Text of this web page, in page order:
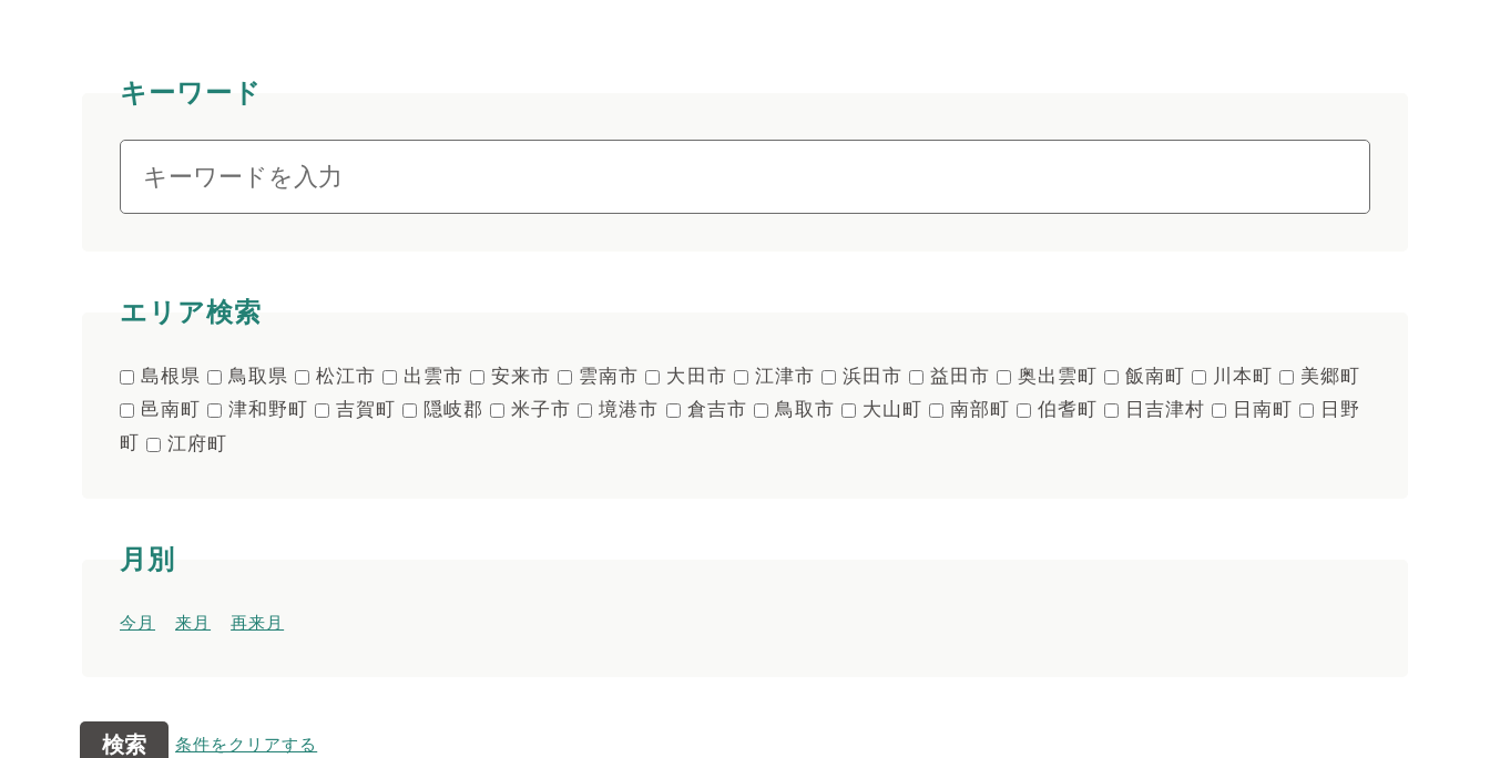
キーワード
エリア検索
島根県 鳥取県 松江市 出雲市 安来市 雲南市 大田市 江津市 浜田市 益田市 奥出雲町 飯南町 川本町
美郷町
邑南町
津和野町 吉賀町 隠岐郡 米子市 境港市 倉吉市 鳥取市 大山町 南部町 伯耆町 日吉津村 日南町
日野
町
江府町
月別
今月 来月 再来月
検索 条件をクリアする